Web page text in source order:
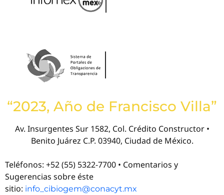
“2023, Año de Francisco Villa”
Av. Insurgentes Sur 1582, Col. Crédito Constructor •
Benito Juárez C.P. 03940, Ciudad de México.
Teléfonos: +52 (55) 5322-7700 • Comentarios y
Sugerencias sobre éste
sitio: info_cibiogem@conacyt.mx